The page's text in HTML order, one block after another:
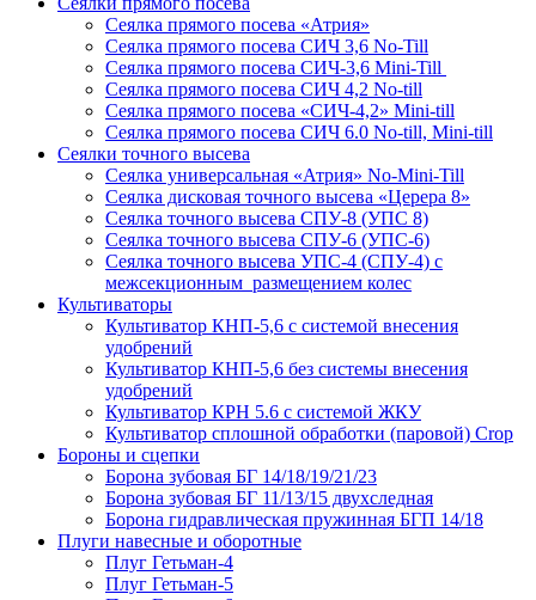
Сеялка прямого посева «Атрия»
Сеялка прямого посева СИЧ 3,6 No-Till
Сеялка прямого посева СИЧ-3,6 Mini-Till
Сеялка прямого посева СИЧ 4,2 No-till
Сеялка прямого посева «СИЧ-4,2» Mini-till
Сеялка прямого посева СИЧ 6.0 No-till, Mini-till
Сеялки точного высева
Сеялка универсальная «Атрия» No-Mini-Till
Сеялка дисковая точного высева «Церера 8»
Сеялка точного высева СПУ-8 (УПС 8)
Сеялка точного высева СПУ-6 (УПС-6)
Сеялка точного высева УПС-4 (СПУ-4) с
межсекционным размещением колес
Культиваторы
Культиватор КНП-5,6 с системой внесения
удобрений
Культиватор КНП-5,6 без системы внесения
удобрений
Культиватор КРН 5.6 с системой ЖКУ
Культиватор сплошной обработки (паровой) Crop
Бороны и сцепки
Борона зубовая БГ 14/18/19/21/23
Борона зубовая БГ 11/13/15 двухследная
Борона гидравлическая пружинная БГП 14/18
Плуги навесные и оборотные
Плуг Гетьман-4
Плуг Гетьман-5